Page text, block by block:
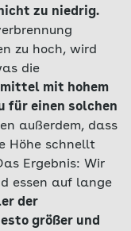
zu niedrig.
zu hoch, wird
die
mit hohem
für einen solchen
außerdem, dass
Höhe schnellt
Ergebnis: Wir
essen auf lange
der
größer und